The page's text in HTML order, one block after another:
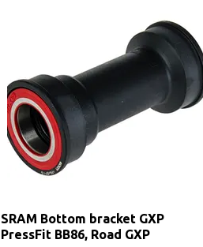
SRAM Bottom bracket GXP
PressFit BB86, Road GXP